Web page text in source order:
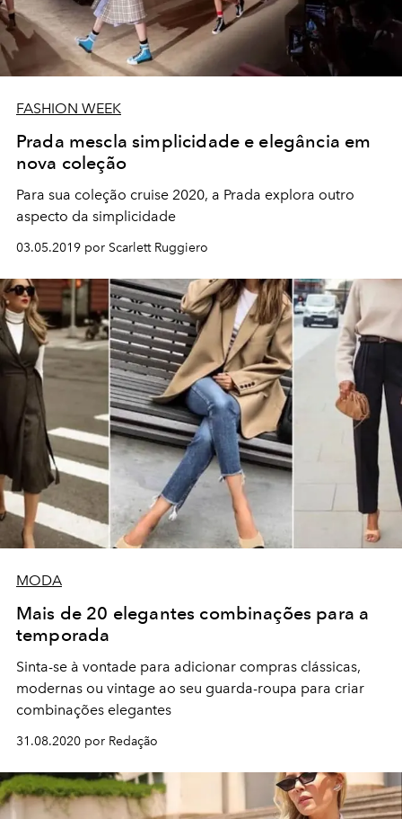
FASHION WEEK
Prada mescla simplicidade e elegância em
nova coleção
Para sua coleção cruise 2020, a Prada explora outro
aspecto da simplicidade
03.05.2019 por Scarlett Ruggiero
MODA
Mais de 20 elegantes combinações para a
temporada
Sinta-se à vontade para adicionar compras clássicas,
modernas ou vintage ao seu guarda-roupa para criar
combinações elegantes
31.08.2020 por Redação